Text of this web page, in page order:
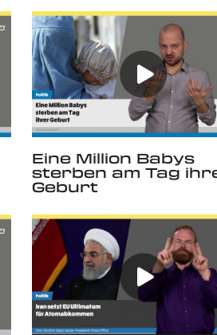
Eine Million Babys
sterben am Tag
Geburt